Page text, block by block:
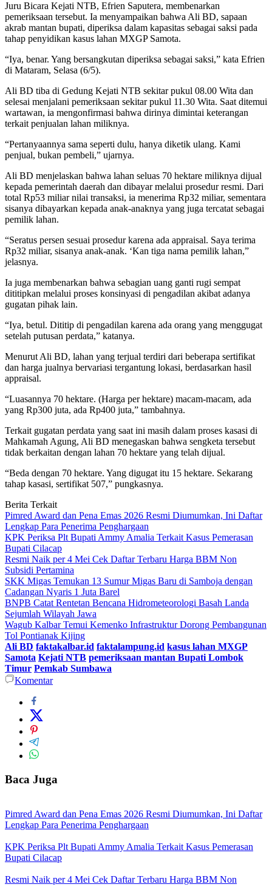
Juru Bicara Kejati NTB, Efrien Saputera, membenarkan
pemeriksaan tersebut. Ia menyampaikan bahwa Ali BD, sapaan
akrab mantan bupati, diperiksa dalam kapasitas sebagai saksi pada
tahap penyidikan kasus lahan MXGP Samota.
“Iya, benar. Yang bersangkutan diperiksa sebagai saksi,” kata Efrien
di Mataram, Selasa (6/5).
Ali BD tiba di Gedung Kejati NTB sekitar pukul 08.00 Wita dan
selesai menjalani pemeriksaan sekitar pukul 11.30 Wita. Saat ditemui
wartawan, ia mengonfirmasi bahwa dirinya dimintai keterangan
terkait penjualan lahan miliknya.
“Pertanyaannya sama seperti dulu, hanya diketik ulang. Kami
penjual, bukan pembeli,” ujarnya.
Ali BD menjelaskan bahwa lahan seluas 70 hektare miliknya dijual
kepada pemerintah daerah dan dibayar melalui prosedur resmi. Dari
total Rp53 miliar nilai transaksi, ia menerima Rp32 miliar, sementara
sisanya dibayarkan kepada anak-anaknya yang juga tercatat sebagai
pemilik lahan.
“Seratus persen sesuai prosedur karena ada appraisal. Saya terima
Rp32 miliar, sisanya anak-anak. ‘Kan tiga nama pemilik lahan,”
jelasnya.
Ia juga membenarkan bahwa sebagian uang ganti rugi sempat
dititipkan melalui proses konsinyasi di pengadilan akibat adanya
gugatan pihak lain.
“Iya, betul. Dititip di pengadilan karena ada orang yang menggugat
setelah putusan perdata,” katanya.
Menurut Ali BD, lahan yang terjual terdiri dari beberapa sertifikat
dan harga jualnya bervariasi tergantung lokasi, berdasarkan hasil
appraisal.
“Luasannya 70 hektare. (Harga per hektare) macam-macam, ada
yang Rp300 juta, ada Rp400 juta,” tambahnya.
Terkait gugatan perdata yang saat ini masih dalam proses kasasi di
Mahkamah Agung, Ali BD menegaskan bahwa sengketa tersebut
tidak berkaitan dengan lahan 70 hektare yang telah dijual.
“Beda dengan 70 hektare. Yang digugat itu 15 hektare. Sekarang
tahap kasasi, sertifikat 507,” pungkasnya.
Berita Terkait
Pimred Award dan Pena Emas 2026 Resmi Diumumkan, Ini Daftar
Lengkap Para Penerima Penghargaan
KPK Periksa Plt Bupati Ammy Amalia Terkait Kasus Pemerasan
Bupati Cilacap
Resmi Naik per 4 Mei Cek Daftar Terbaru Harga BBM Non
Subsidi Pertamina
SKK Migas Temukan 13 Sumur Migas Baru di Samboja dengan
Cadangan Nyaris 1 Juta Barel
BNPB Catat Rentetan Bencana Hidrometeorologi Basah Landa
Sejumlah Wilayah Jawa
Wagub Kalbar Temui Kemenko Infrastruktur Dorong Pembangunan
Tol Pontianak Kijing
Ali BD faktakalbar.id faktalampung.id kasus lahan MXGP
Samota Kejati NTB pemeriksaan mantan Bupati Lombok
Timur Pemkab Sumbawa
Komentar
Baca Juga
Pimred Award dan Pena Emas 2026 Resmi Diumumkan, Ini Daftar
Lengkap Para Penerima Penghargaan
KPK Periksa Plt Bupati Ammy Amalia Terkait Kasus Pemerasan
Bupati Cilacap
Resmi Naik per 4 Mei Cek Daftar Terbaru Harga BBM Non